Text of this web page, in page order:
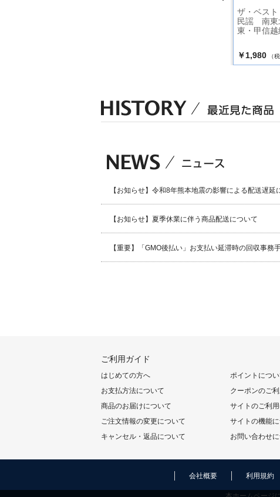
ザ・ベス
民謡 南東
東・甲信越
￥1,980 （
【お知らせ】令和8年熊本地震の影響による配送遅延
【お知らせ】夏季休業に伴う商品配送について
【重要】「GMO後払い」お支払い延滞時の回収事務
ご利用ガイド
はじめての方へ
お支払方法について
商品のお届けについて
ご注文情報の変更について
キャンセル・返品について
ポイントにつ
クーポンのご
サイトのご利
サイトの機能
お問い合わせ
会社概要 利用規約